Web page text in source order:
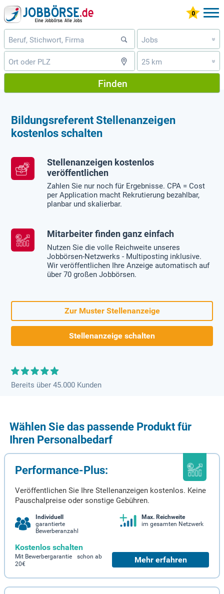
Jobs »
25 km »
Finden
Bildungsreferent Stellenanzeigen
kostenlos schalten
Stellenanzeigen kostenlos
veröffentlichen
Zahlen Sie nur noch für Ergebnisse. CPA = Cost
per Application macht Rekrutierung bezahlbar,
planbar und skalierbar.
Mitarbeiter finden ganz einfach
Nutzen Sie die volle Reichweite unseres
Jobbörsen-Netzwerks - Multiposting inklusive.
Wir veröffentlichen Ihre Anzeige automatisch auf
über 70 großen Jobbörsen.
Zur Muster Stellenanzeige
Stellenanzeige schalten
Bereits über 45.000 Kunden
Wählen Sie das passende Produkt für
Ihren Personalbedarf
Performance-Plus:
Veröffentlichen Sie Ihre Stellenanzeigen kostenlos. Keine
Pauschalpreise oder sonstige Gebühren.
Individuell
garantierte
Bewerberanzahl
Max. Reichweite
im gesamten Netzwerk
Kostenlos schalten
Mit Bewerbergarantie schon ab
20€
Mehr erfahren